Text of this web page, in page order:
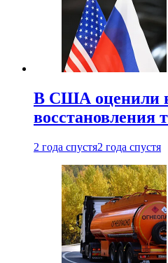
В США оценили
восстановления
2 года спустя2 года спустя